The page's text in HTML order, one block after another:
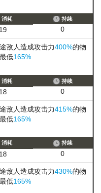
消耗
19
持续
0
敌人造成攻击力400%的物
低165%
消耗
18
持续
0
敌人造成攻击力415%的物
低165%
消耗
18
持续
0
敌人造成攻击力430%的物
低165%